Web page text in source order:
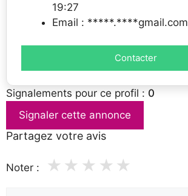
19:27
Email : *****.****gmail.com
Contacter
Signalements pour ce profil : 0
Signaler cette annonce
Partagez votre avis
Noter : ★
★
★
★
★